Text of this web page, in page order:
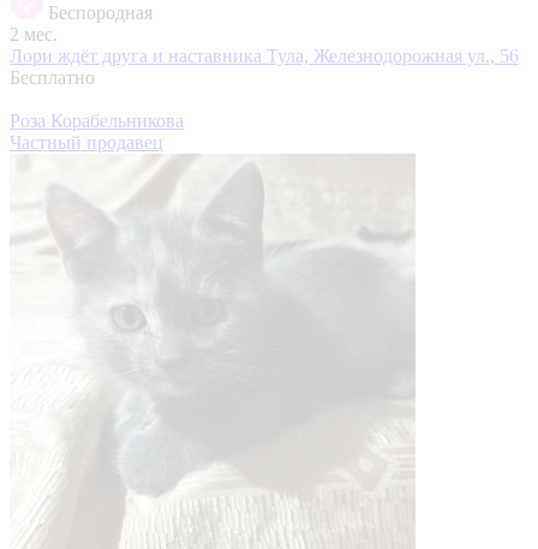
Беспородная
2 мес.
Лори ждёт друга и наставника Тула, Железнодорожная ул., 56
Бесплатно
Роза Корабельникова
Частный продавец